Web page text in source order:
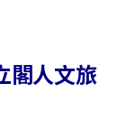
閣人文旅